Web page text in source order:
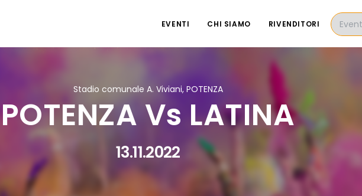
EVENTI CHI SIAMO RIVENDITORI
Stadio comunale A. Viviani, POTENZA
POTENZA Vs LATINA
13.11.2022